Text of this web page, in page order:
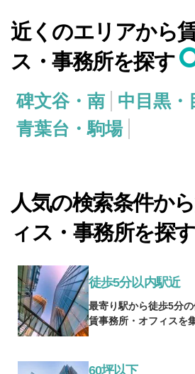
近くのエリアから
ス・事務所を探す
碑文谷・南
中目黒・
青葉台・駒場
人気の検索条件か
ィス・事務所を探す
徒歩5分以内駅近
最寄り駅から徒歩5分
賃事務所・オフィスを
60坪以下